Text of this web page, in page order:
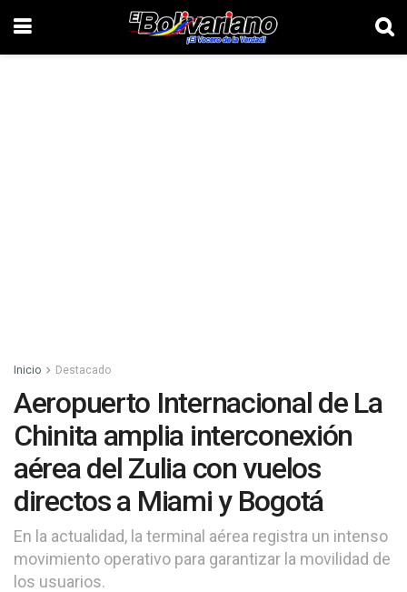
Inicio Destacado
Aeropuerto Internacional de La
Chinita amplia interconexión
aérea del Zulia con vuelos
directos a Miami y Bogotá
En la actualidad, la terminal aérea registra un intenso
movimiento operativo para garantizar la movilidad de
los usuarios.